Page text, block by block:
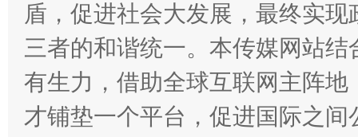
盾，促进社会大发展，最终实
三者的和谐统一。本传媒网站
有生力，借助全球互联网主阵
才铺垫一个平台，促进国际之